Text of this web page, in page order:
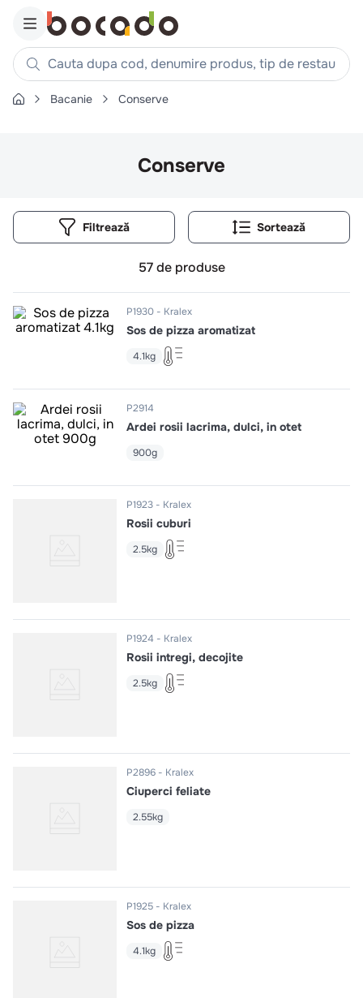
Cauta dupa cod, denumire produs, tip de restaurant,
Căutări populare
4. chifle
5. burger
7. aripi
8. ceafa
Bacanie Conserve
Conserve
Filtrează
57de produse
P1930 Kralex
Sos de pizza aromatizat
4.1kg
P2914
Ardei rosii lacrima, dulci, in otet
900g
P1923 Kralex
Rosii cuburi
2.5kg
P1924 Kralex
Rosii intregi, decojite
2.5kg
P2896 Kralex
Ciuperci feliate
2.55kg
P1925 Kralex
Sos de pizza
4.1kg